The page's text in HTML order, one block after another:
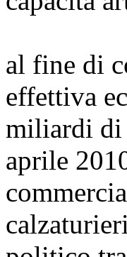
al fine di
effettiva
miliardi di
aprile